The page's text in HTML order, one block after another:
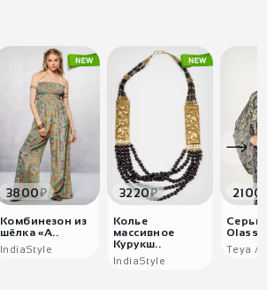
3800₽
Комбинезон из
шёлка «А..
IndiaStyle
3220₽
Колье
массивное
Курукш..
IndiaStyle
2100
Оlasse
Teya